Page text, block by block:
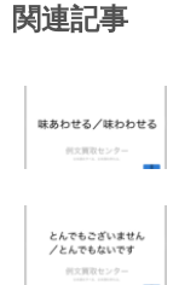
関連記事